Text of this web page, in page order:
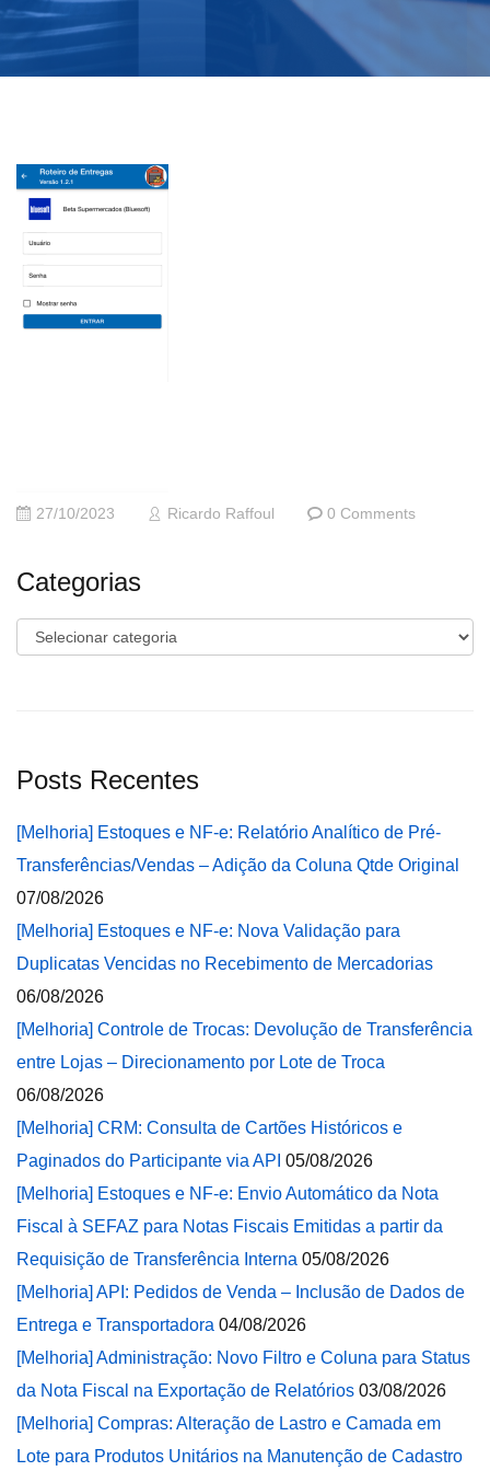
27/10/2023 Ricardo Raffoul 0 Comments
Categorias
Categorias
Posts Recentes
[Melhoria] Estoques e NF-e: Relatório Analítico de Pré-
Transferências/Vendas – Adição da Coluna Qtde Original
07/08/2026
[Melhoria] Estoques e NF-e: Nova Validação para
Duplicatas Vencidas no Recebimento de Mercadorias
06/08/2026
[Melhoria] Controle de Trocas: Devolução de Transferência
entre Lojas – Direcionamento por Lote de Troca
06/08/2026
[Melhoria] CRM: Consulta de Cartões Históricos e
Paginados do Participante via API 05/08/2026
[Melhoria] Estoques e NF-e: Envio Automático da Nota
Fiscal à SEFAZ para Notas Fiscais Emitidas a partir da
Requisição de Transferência Interna 05/08/2026
[Melhoria] API: Pedidos de Venda – Inclusão de Dados de
Entrega e Transportadora 04/08/2026
[Melhoria] Administração: Novo Filtro e Coluna para Status
da Nota Fiscal na Exportação de Relatórios 03/08/2026
[Melhoria] Compras: Alteração de Lastro e Camada em
Lote para Produtos Unitários na Manutenção de Cadastro